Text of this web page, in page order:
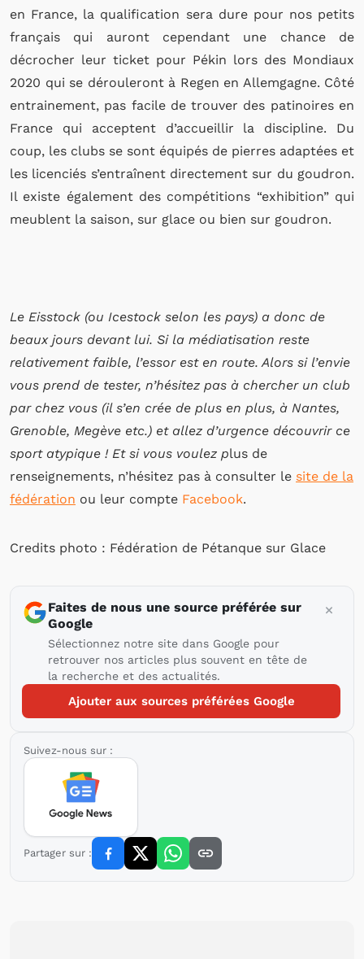
en France, la qualification sera dure pour nos petits
français qui auront cependant une chance de
décrocher leur ticket pour Pékin lors des Mondiaux
2020 qui se dérouleront à Regen en Allemgagne. Côté
entrainement, pas facile de trouver des patinoires en
France qui acceptent d’accueillir la discipline. Du
coup, les clubs se sont équipés de pierres adaptées et
les licenciés s’entraînent directement sur du goudron.
Il existe également des compétitions “exhibition” qui
meublent la saison, sur glace ou bien sur goudron.
Le Eisstock (ou Icestock selon les pays) a donc de
beaux jours devant lui. Si la médiatisation reste
relativement faible, l’essor est en route. Alors si l’envie
vous prend de tester, n’hésitez pas à chercher un club
par chez vous (il s’en crée de plus en plus, à Nantes,
Grenoble, Megève etc.) et allez d’urgence découvrir ce
sport atypique ! Et si vous voulez plus de
renseignements, n’hésitez pas à consulter le site de la
fédération ou leur compte Facebook.
Credits photo : Fédération de Pétanque sur Glace
Faites de nous une source préférée sur
Google
Sélectionnez notre site dans Google pour
retrouver nos articles plus souvent en tête de
la recherche et des actualités.
Ajouter aux sources préférées Google
Suivez-nous sur :
Partager sur :